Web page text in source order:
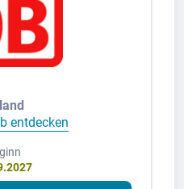
entdecken